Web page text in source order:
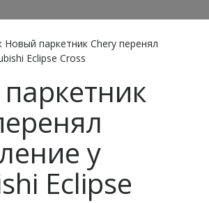
Новый паркетник Chery перенял
Eclipse Cross
у
Eclipse